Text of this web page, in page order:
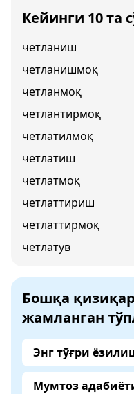
Кейинги 10 та
четланиш
четланишмоқ
четланмоқ
четлантирмоқ
четлатилмоқ
четлатиш
четлатмоқ
четлаттириш
четлаттирмоқ
четлатув
Бошқа
жамланган
Энг тўғри
Мумтоз